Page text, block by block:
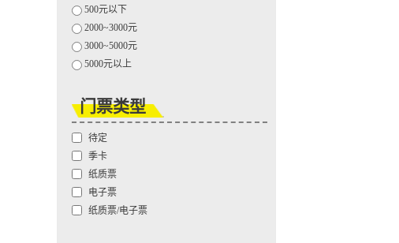
塞尔塔
塞维利亚
西班牙人
莱万特
赫塔费
埃尔切
桑坦德竞技
500元以下
2000~3000元
3000~5000元
5000元以上
门票类型
待定
季卡
纸质票
电子票
纸质票/电子票